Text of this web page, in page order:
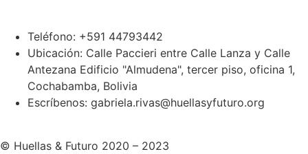
Teléfono: +591 44793442
Ubicación: Calle Paccieri entre Calle Lanza y Calle
Antezana Edificio "Almudena", tercer piso, oficina 1,
Cochabamba, Bolivia
Escríbenos: gabriela.rivas@huellasyfuturo.org
© Huellas & Futuro 2020 – 2023